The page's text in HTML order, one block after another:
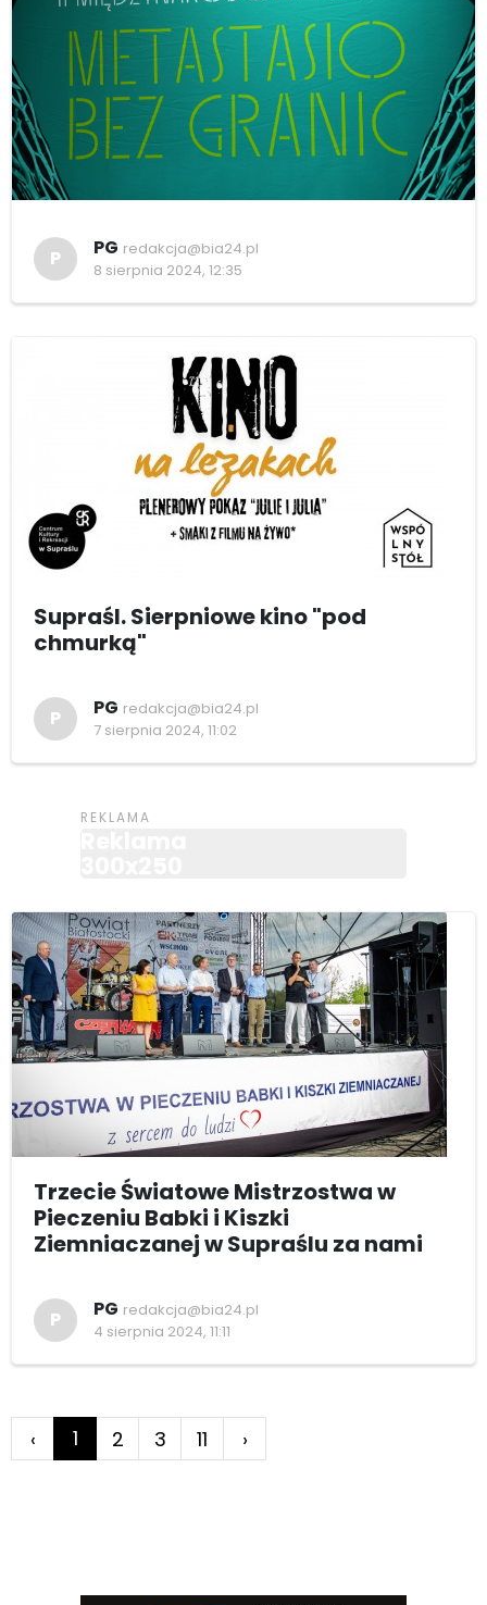
P PG redakcja@bia24.pl
8 sierpnia 2024, 12:35
Supraśl. Sierpniowe kino "pod
chmurką"
P PG redakcja@bia24.pl
7 sierpnia 2024, 11:02
Trzecie Światowe Mistrzostwa w
Pieczeniu Babki i Kiszki
Ziemniaczanej w Supraślu za nami
P PG redakcja@bia24.pl
4 sierpnia 2024, 11:11
‹ 1 2 3 11 ›